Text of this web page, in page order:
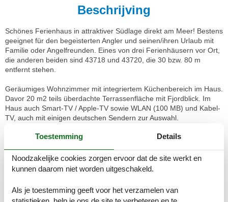
Beschrijving
Schönes Ferienhaus in attraktiver Südlage direkt am Meer! Bestens
geeignet für den begeisterten Angler und seinen/ihren Urlaub mit
Familie oder Angelfreunden. Eines von drei Ferienhäusern vor Ort,
die anderen beiden sind 43718 und 43720, die 30 bzw. 80 m
entfernt stehen.
Geräumiges Wohnzimmer mit integriertem Küchenbereich im Haus.
Davor 20 m2 teils überdachte Terrassenfläche mit Fjordblick. Im
Haus auch Smart-TV / Apple-TV sowie WLAN (100 MB) und Kabel-
TV, auch mit einigen deutschen Sendern zur Auswahl.
Das Haus hat zwei Schlafzimmer; eines mit Doppelbett, das zweite
breiter Koje darüber. Zudem offener, niedriger Hems oben unter
der Dachschräge mit zwei 90 cm breiten Schlafplätzen auf guten
Nur etwa 150 m vom Haus findet man eine seichte Strandlinie. Es
Toestemming Details
Noodzakelijke cookies zorgen ervoor dat de site werkt en
kunnen daarom niet worden uitgeschakeld.
Als je toestemming geeft voor het verzamelen van